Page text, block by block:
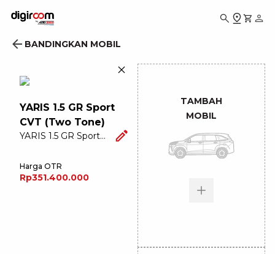
BANDINGKAN MOBIL
YARIS 1.5 GR Sport
CVT (Two Tone)
YARIS 1.5 GR Sport
Harga OTR
Rp351.400.000
TAMBAH
MOBIL